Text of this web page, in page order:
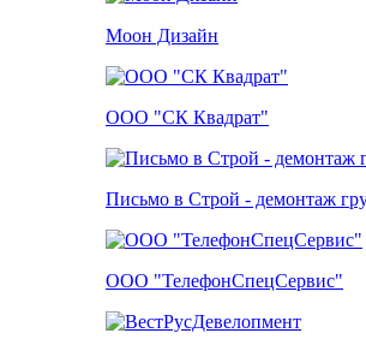
Моон Дизайн
ООО "СК Квадрат"
Письмо в Строй - демонтаж
ООО "ТелефонСпецСервис"